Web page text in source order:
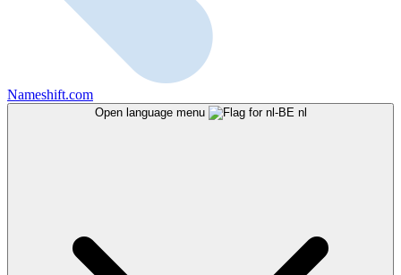
Nameshift.com
Open language menu nl